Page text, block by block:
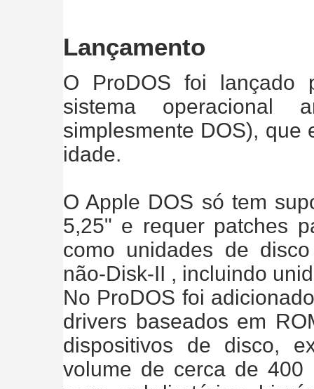
Lançamento
O ProDOS foi lançado
sistema operacional
simplesmente DOS), que
idade.
O Apple DOS só tem
5,25" e requer patches
como unidades de
não-Disk-II , incluindo
No ProDOS foi
drivers baseados em
dispositivos de disco,
volume de cerca de 400